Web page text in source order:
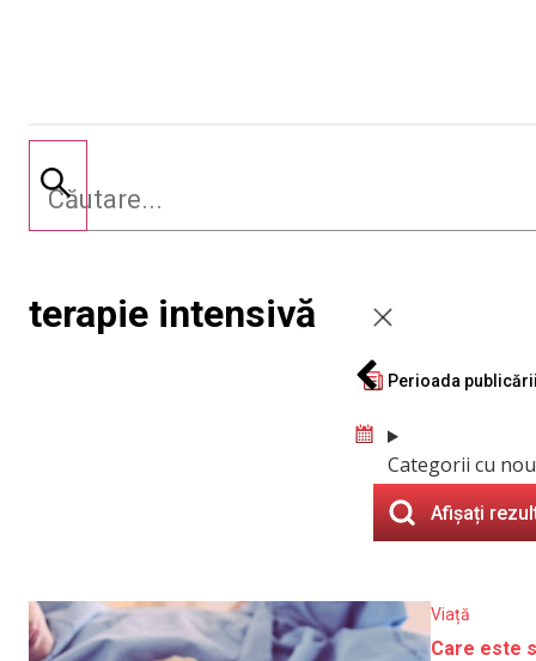
terapie intensivă
Perioada publicării
Categorii cu
Afișați
Viață
Care este